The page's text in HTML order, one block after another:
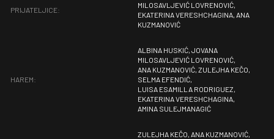
PRIJATELJICE:
MILOSAVLJEVIĆ LOVRENOVIĆ,
EKATERINA VERESHCHAGINA, ANA
KUZMANOVIĆ
HAREM:
ALBINA HUSKIĆ, JOVANA
MILOSAVLJEVIĆ LOVRENOVIĆ,
ANA KUZMANOVIĆ, ZULEJHA KEČO,
SELMA EFENDIĆ,
LUISA ESAMILLA RODRIGUEZ,
EKATERINA VERESHCHAGINA,
AMINA SULEJMANAGIĆ
ZULEJHA KEČO, ANA KUZMANOVIĆ,